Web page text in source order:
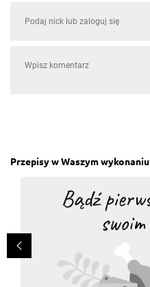
Przepisy w Waszym wykonaniu